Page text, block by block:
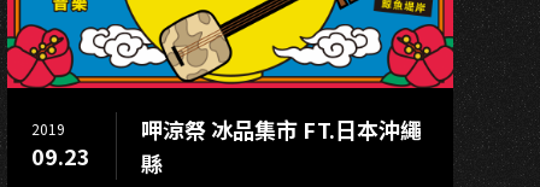
2019
09.23
呷涼祭 冰品集市 FT.日本沖繩
縣